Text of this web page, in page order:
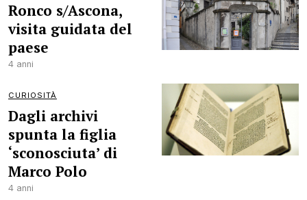
Ronco s/Ascona,
visita guidata del
paese
4 anni
CURIOSITÀ
Dagli archivi
spunta la figlia
‘sconosciuta’ di
Marco Polo
4 anni